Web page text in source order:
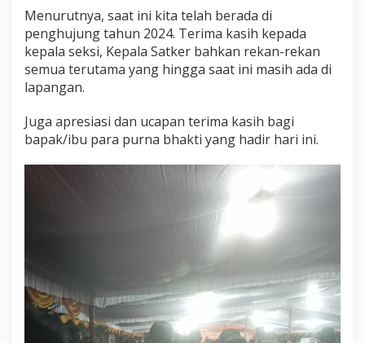
Menurutnya, saat ini kita telah berada di
penghujung tahun 2024. Terima kasih kepada
kepala seksi, Kepala Satker bahkan rekan-rekan
semua terutama yang hingga saat ini masih ada di
lapangan.
Juga apresiasi dan ucapan terima kasih bagi
bapak/ibu para purna bhakti yang hadir hari ini.